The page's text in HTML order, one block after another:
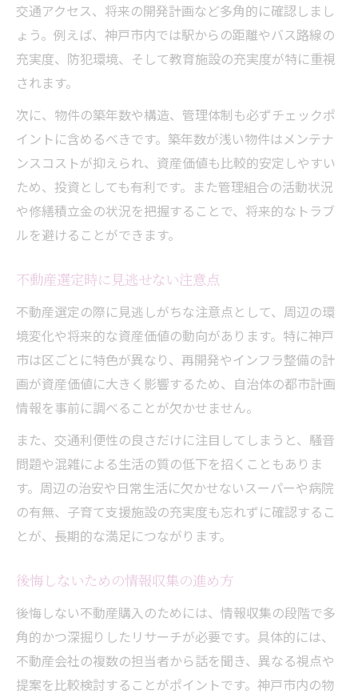
交通アクセス、将来の開発計画など多角的に確認しまし
ょう。例えば、神戸市内では駅からの距離やバス路線の
充実度、防犯環境、そして教育施設の充実度が特に重視
されます。
次に、物件の築年数や構造、管理体制も必ずチェックポ
イントに含めるべきです。築年数が浅い物件はメンテナ
ンスコストが抑えられ、資産価値も比較的安定しやすい
ため、投資としても有利です。また管理組合の活動状況
や修繕積立金の状況を把握することで、将来的なトラブ
ルを避けることができます。
不動産選定時に見逃せない注意点
不動産選定の際に見逃しがちな注意点として、周辺の環
境変化や将来的な資産価値の動向があります。特に神戸
市は区ごとに特色が異なり、再開発やインフラ整備の計
画が資産価値に大きく影響するため、自治体の都市計画
情報を事前に調べることが欠かせません。
また、交通利便性の良さだけに注目してしまうと、騒音
問題や混雑による生活の質の低下を招くこともありま
す。周辺の治安や日常生活に欠かせないスーパーや病院
の有無、子育て支援施設の充実度も忘れずに確認するこ
とが、長期的な満足につながります。
後悔しないための情報収集の進め方
後悔しない不動産購入のためには、情報収集の段階で多
角的かつ深掘りしたリサーチが必要です。具体的には、
不動産会社の複数の担当者から話を聞き、異なる視点や
提案を比較検討することがポイントです。神戸市内の物